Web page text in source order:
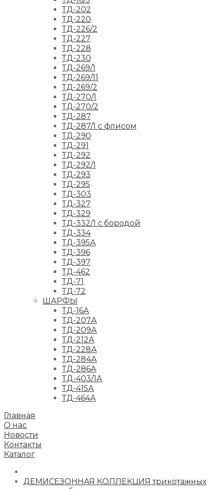
ТД-202
ТД-220
ТД-226/2
ТД-227
ТД-228
ТД-230
ТД-269/1
ТД-269/11
ТД-269/2
ТД-270/1
ТД-270/2
ТД-287
ТД-287/1 с флисом
ТД-290
ТД-291
ТД-292
ТД-292/1
ТД-293
ТД-295
ТД-303
ТД-327
ТД-329
ТД-332/1 с бородой
ТД-334
ТД-395А
ТД-396
ТД-397
ТД-462
ТД-71
ТД-72
ШАРФЫ
ТД-16А
ТД-207А
ТД-209А
ТД-212А
ТД-228А
ТД-284А
ТД-286А
ТД-403/1А
ТД-415А
ТД-464А
Главная
О нас
Новости
Контакты
Каталог
ДЕМИСЕЗОННАЯ КОЛЛЕКЦИЯ трикотажных